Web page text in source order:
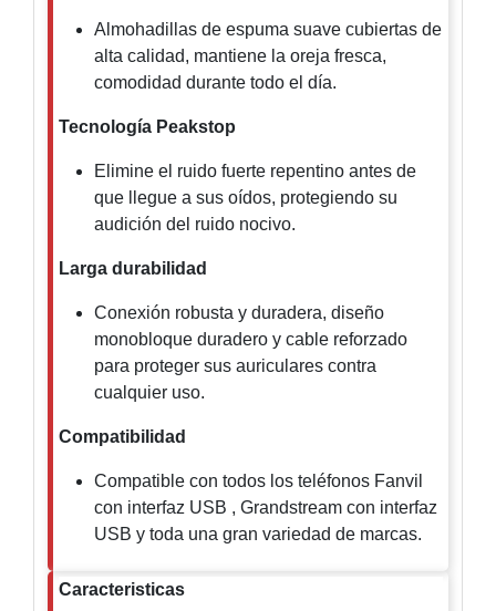
Especiales
-
Analógicas
- TurboHD
TVI / AHD
Drones,
Robots e
Industrial
Cámaras
Industriales
Energía
de
ParedBateríasFuentes
de
AlimentaciónFuentes
Alimentación
Almohadillas de espuma suave cubiertas de
alta calidad, mantiene la oreja fresca,
comodidad durante todo el día.
Tecnología Peakstop
Elimine el ruido fuerte repentino antes de
que llegue a sus oídos, protegiendo su
audición del ruido nocivo.
Larga durabilidad
Conexión robusta y duradera, diseño
monobloque duradero y cable reforzado
para proteger sus auriculares contra
cualquier uso.
Compatibilidad
Compatible con todos los teléfonos Fanvil
con interfaz USB , Grandstream con interfaz
USB y toda una gran variedad de marcas.
Caracteristicas